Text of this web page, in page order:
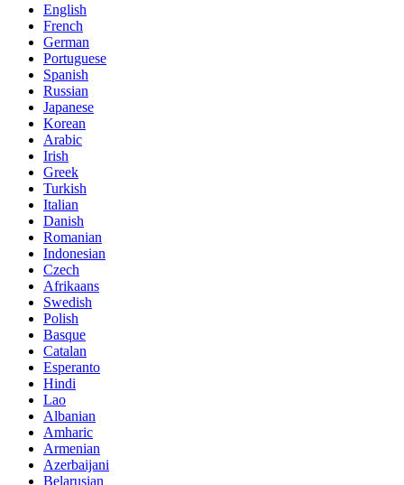
English
French
German
Portuguese
Spanish
Russian
Japanese
Korean
Arabic
Irish
Greek
Turkish
Italian
Danish
Romanian
Indonesian
Czech
Afrikaans
Swedish
Polish
Basque
Catalan
Esperanto
Hindi
Lao
Albanian
Amharic
Armenian
Azerbaijani
Belarusian